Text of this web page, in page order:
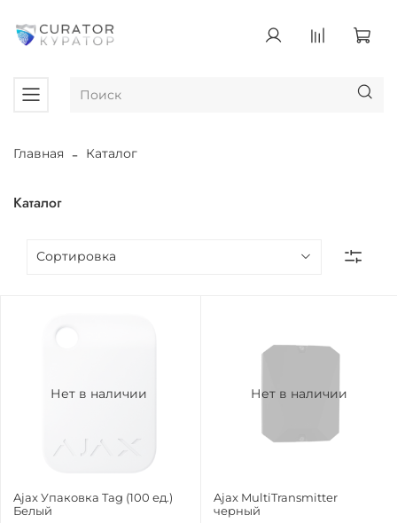
Главная Каталог
Каталог
Нет в наличии
Ajax Упаковка Tag (100 ед.)
Белый
Нет в наличии
Ajax MultiTransmitter
черный